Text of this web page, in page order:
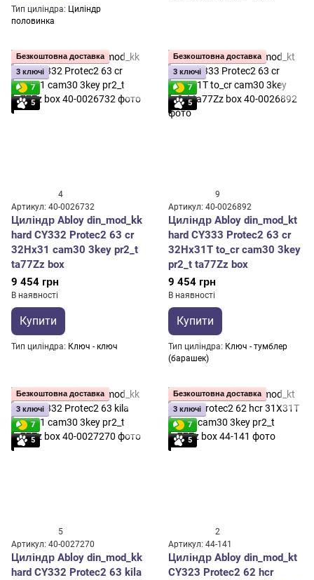
Тип циліндра
Циліндр
половинка
Безкоштовна доставка
3 ключі
7
5
4
Артикул: 40-0026732
Циліндр Abloy din_mod_kk
hard CY332 Protec2 63 cr
32Hx31 cam30 3key pr2_t
ta77Zz box
9 454 грн
В наявності
Купити
Тип циліндра Ключ - ключ
Безкоштовна доставка
3 ключі
7
5
9
Артикул: 40-0026892
Циліндр Abloy din_mod_kt
hard CY333 Protec2 63 cr
32Hx31T to_cr cam30 3key
pr2_t ta77Zz box
9 454 грн
В наявності
Купити
Тип циліндра
Ключ - тумблер
(барашек)
Безкоштовна доставка
3 ключі
7
5
5
Артикул: 40-0027270
Циліндр Abloy din_mod_kk
hard CY332 Protec2 63 kila
Безкоштовна доставка
3 ключі
7
5
2
Артикул: 44-141
Циліндр Abloy din_mod_kt
CY323 Protec2 62 hcr